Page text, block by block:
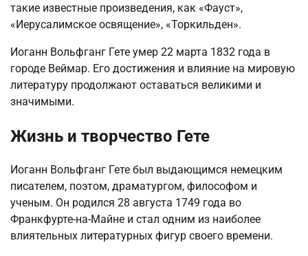
такие известные произведения, как «Фауст»,
«Иерусалимское освящение», «Торкильден».
Иоганн Вольфганг Гете умер 22 марта 1832 года в
городе Веймар. Его достижения и влияние на мировую
литературу продолжают оставаться великими и
значимыми.
Жизнь и творчество Гете
Иоганн Вольфганг Гете был выдающимся немецким
писателем, поэтом, драматургом, философом и
ученым. Он родился 28 августа 1749 года во
Франкфурте-на-Майне и стал одним из наиболее
влиятельных литературных фигур своего времени.